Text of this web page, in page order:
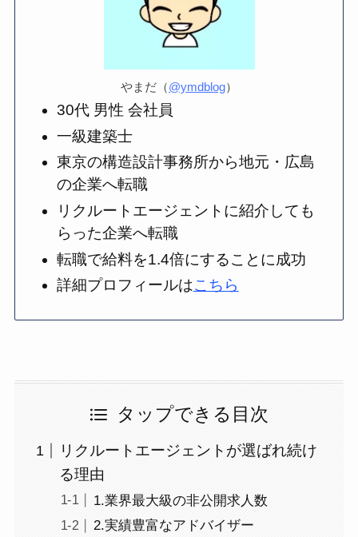
やまだ（@ymdblog）
30代 男性 会社員
一級建築士
東京の構造設計事務所から地元・広島
の企業へ転職
リクルートエージェントに紹介しても
らった企業へ転職
転職で給料を1.4倍にすることに成功
詳細プロフィールはこちら
タップできる目次
リクルートエージェントが選ばれ続け
る理由
1.業界最大級の非公開求人数
2.実績豊富なアドバイザー